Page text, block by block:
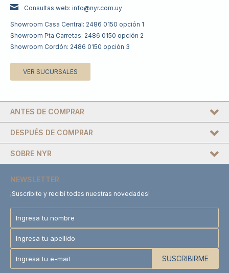
Consultas web: info@nyr.com.uy
Showroom Casa Central: 2486 0150 opción 1
Showroom Pta Carretas: 2486 0150 opción 2
Showroom Cordón: 2486 0150 opción 3
VER SUCURSALES
DESPUÉS DE COMPRAR
SOBRE NYR
ANTES DE COMPRAR
NEWSLETTER
¡Suscribite y recibí todas nuestras novedades!
SUSCRIBIRME